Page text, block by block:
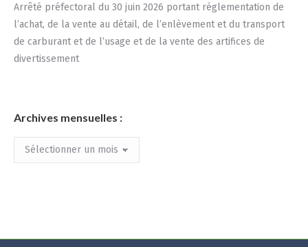
Arrêté préfectoral du 30 juin 2026 portant réglementation de
l’achat, de la vente au détail, de l’enlèvement et du transport
de carburant et de l’usage et de la vente des artifices de
divertissement
Archives mensuelles :
Archives
mensuelles